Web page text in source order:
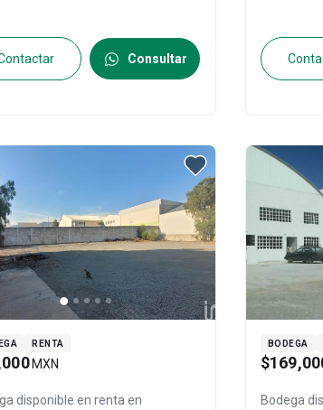
Consultar
RENTA
MXN
disponible en renta en
BODEGA
Bodega